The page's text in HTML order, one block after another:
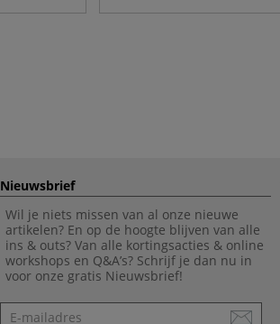
Nieuwsbrief
Wil je niets missen van al onze nieuwe
artikelen? En op de hoogte blijven van alle
ins & outs? Van alle kortingsacties & online
workshops en Q&A’s? Schrijf je dan nu in
voor onze gratis Nieuwsbrief!
Nieuwsbrief